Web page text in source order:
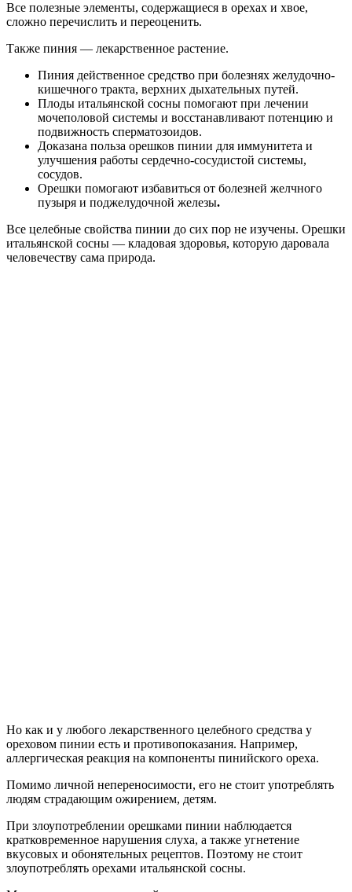
Все полезные элементы, содержащиеся в орехах и хвое,
сложно перечислить и переоценить.
Также пиния — лекарственное растение.
Пиния действенное средство при болезнях желудочно-
кишечного тракта, верхних дыхательных путей.
Плоды итальянской сосны помогают при лечении
мочеполовой системы и восстанавливают потенцию и
подвижность сперматозоидов.
Доказана польза орешков пинии для иммунитета и
улучшения работы сердечно-сосудистой системы,
сосудов.
Орешки помогают избавиться от болезней желчного
пузыря и поджелудочной железы.
Все целебные свойства пинии до сих пор не изучены. Орешки
итальянской сосны — кладовая здоровья, которую даровала
человечеству сама природа.
Но как и у любого лекарственного целебного средства у
ореховом пинии есть и противопоказания. Например,
аллергическая реакция на компоненты пинийского ореха.
Помимо личной непереносимости, его не стоит употреблять
людям страдающим ожирением, детям.
При злоупотреблении орешками пинии наблюдается
кратковременное нарушения слуха, а также угнетение
вкусовых и обонятельных рецептов. Поэтому не стоит
злоупотреблять орехами итальянской сосны.